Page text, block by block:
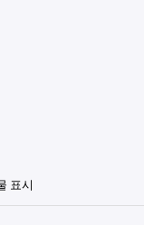
표시